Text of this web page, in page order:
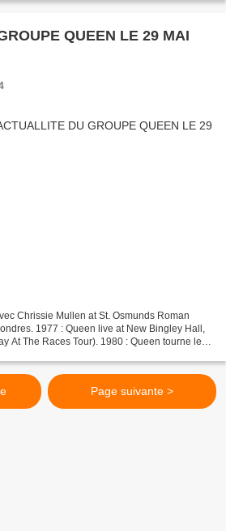
QUEEN LE 29 MAI
Chrissie Mullen at St. Osmunds Roman
1977 : Queen live at New Bingley Hall,
At The Races Tour). 1980 : Queen tourne le
Page suivante >